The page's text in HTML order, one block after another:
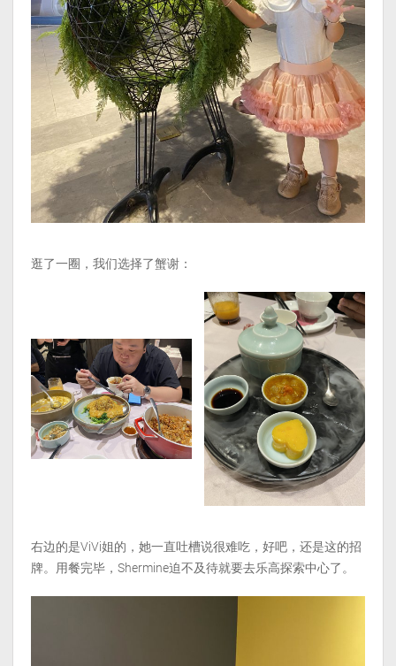
逛了一圈，我们选择了蟹谢：
右边的是ViVi姐的，她一直吐槽说很难吃，好吧，还是这的招
牌。用餐完毕，Shermine迫不及待就要去乐高探索中心了。